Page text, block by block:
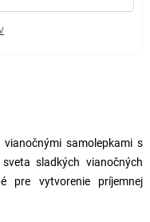
samolepkami s
sladkých vianočných
pre vytvorenie príjemnej